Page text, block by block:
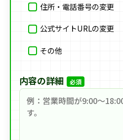
住所・電話番号の変更
公式サイトURLの変更
その他
内容の詳細 必須